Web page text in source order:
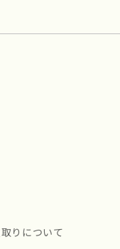
りについて